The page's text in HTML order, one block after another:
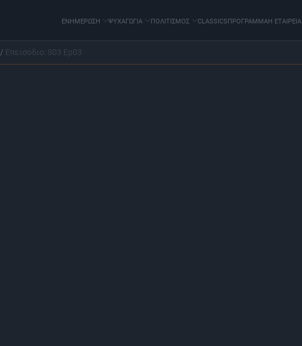
ΕΝΗΜΕΡΩΣΗ ΨΥΧΑΓΩΓΙΑ ΠΟΛΙΤΙΣΜΟΣ CLASSICSΠΡΟΓΡΑΜΜΑΗ ΕΤΑΙΡΕΙΑ
/ Επεισόδιο: S03 Ep03